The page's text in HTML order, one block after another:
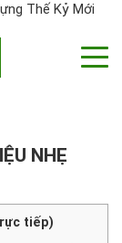
NHẸ
tiếp)